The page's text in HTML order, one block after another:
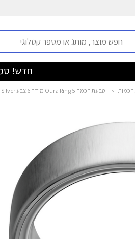
חכמות > טבעת חכמה Oura Ring 5 מידה 6 צבע Brushed Silver אורה - Oura